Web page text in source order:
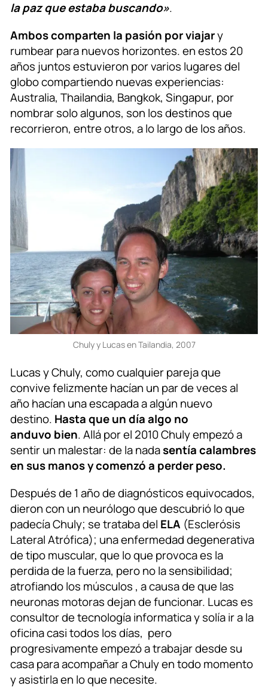
la paz que estaba buscando».
Ambos comparten la pasión por viajary
rumbear para nuevos horizontes. en estos 20
años juntos estuvieron por varios lugares del
globo compartiendo nuevas experiencias:
Australia, Thailandia, Bangkok, Singapur, por
nombrar solo algunos, son los destinos que
recorrieron, entre otros, a lo largo de los años.
Chuly y Lucas en Tailandia, 2007
Lucas y Chuly, como cualquier pareja que
convive felizmente hacían un par de veces al
año hacían una escapada a algún nuevo
destino. Hasta que un día algo no
anduvo bien. Allá por el 2010 Chuly empezó a
sentir un malestar: de la nadasentía calambres
en sus manos y comenzó a perder peso.
Después de 1 año de diagnósticos equivocados,
dieron con un neurólogo que descubrió lo que
padecía Chuly; se trataba del ELA (Esclerósis
Lateral Atrófica); una enfermedad degenerativa
de tipo muscular, que lo que provoca es la
perdida de la fuerza, pero no la sensibilidad;
atrofiando los músculos , a causa de que las
neuronas motoras dejan de funcionar. Lucas es
consultor de tecnología informatica y solía ir a la
oficina casi todos los días, pero
progresivamente empezó a trabajar desde su
casa para acompañar a Chuly en todo momento
y asistirla en lo que necesite.